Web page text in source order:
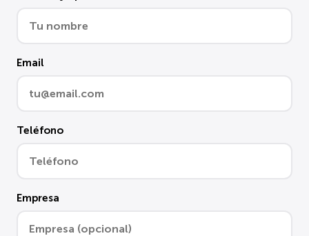
Email
Teléfono
Empresa